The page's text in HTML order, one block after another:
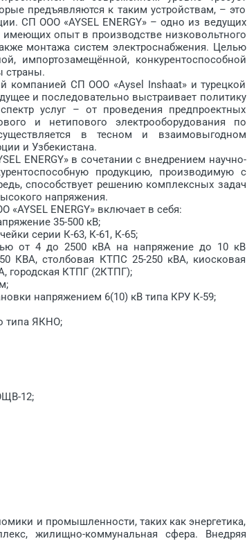
предъявляются к таким устройствам, – это
СП ООО «AYSEL ENERGY» – одно из ведущих
имеющих опыт в производстве низковольтного
монтажа систем электроснабжения. Целью
импортозамещённой, конкурентоспособной
страны.
компанией СП ООО «Aysel Inshaat» и турецкой
и последовательно выстраивает политику
услуг – от проведения предпроектных
и нетипового электрооборудования по
в тесном и взаимовыгодном
и Узбекистана.
ENERGY» в сочетании с внедрением научно-
продукцию, производимую с
способствует решению комплексных задач
напряжения.
ENERGY» включает в себя:
35-500 кВ;
серии К-63, К-61, К-65;
от 4 до 2500 кВА на напряжение до 10 кВ
КВA, столбовая КТПС 25-250 кВA, киосковая
городская КТПГ (2КТПГ);
напряжением 6(10) кВ типа КРУ К-59;
типа ЯКНО;
12;
и промышленности, таких как энергетика,
жилищно-коммунальная сфера. Внедряя